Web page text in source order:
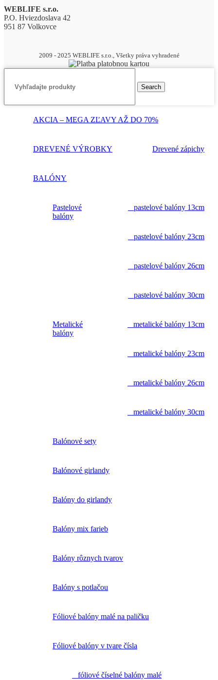
WEBLIFE s.r.o.
P.O. Hviezdoslava 42
951 87 Volkovce
2009 - 2025 WEBLIFE s.r.o., Všetky práva vyhradené
Search
AKCIA – MEGA ZĽAVY AŽ DO 70%
DREVENÉ VÝROBKY Drevené zápichy
BALÓNY
Pastelové
balóny
pastelové balóny 13cm
pastelové balóny 23cm
pastelové balóny 26cm
pastelové balóny 30cm
Metalické
balóny
metalické balóny 13cm
metalické balóny 23cm
metalické balóny 26cm
metalické balóny 30cm
Balónové sety
Balónové girlandy
Balóny do girlandy
Balóny mix farieb
Balóny rôznych tvarov
Balóny s potlačou
Fóliové balóny malé na paličku
Fóliové balóny v tvare čísla
fóliové číselné balóny malé